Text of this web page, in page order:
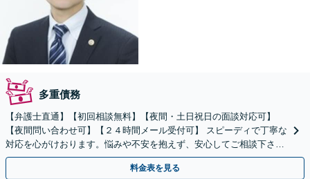
多重債務
【弁護士直通】【初回相談無料】【夜間・土日祝日の面談対応可】
【夜間問い合わせ可】【２４時間メール受付可】 スピーディで丁寧な
対応を心がけおります。悩みや不安を抱えず、安心してご相談下さ
い。
料金表を見る